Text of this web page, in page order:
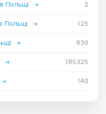
Польщі → 2
Польщі → 125
→ 830
→ 185325
→ 140